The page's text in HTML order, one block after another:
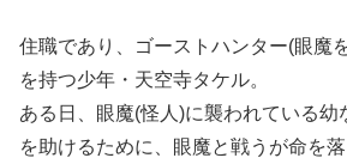
住職であり、ゴーストハンター(眼魔
を持つ少年・天空寺タケル。
ある日、眼魔(怪人)に襲われている幼
を助けるために、眼魔と戦うが命を